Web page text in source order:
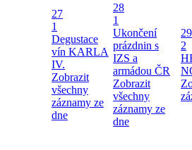
27
1
Degustace
vín KARLA
IV.
Zobrazit
všechny
záznamy ze
dne
28
1
Ukončení
prázdnin s
IZS a
armádou ČR
Zobrazit
všechny
záznamy ze
dne
29
2